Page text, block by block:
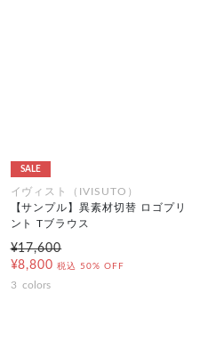
SALE
イヴィスト（IVISUTO）
【サンプル】異素材切替 ロゴプリ
ント Tブラウス
¥17,600
¥8,800 税込 50% OFF
3 colors